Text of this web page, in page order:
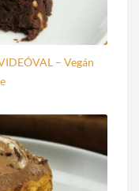
– Vegán